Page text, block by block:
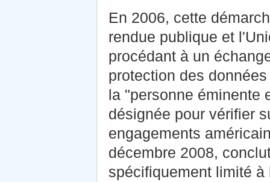
En 2006, cette
rendue publique et
procédant à un
protection des
la "personne éminente
désignée pour vérifier
engagements
décembre 2008,
spécifiquement limité